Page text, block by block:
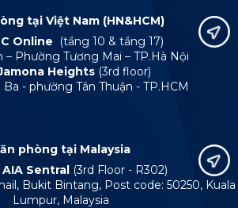
tại Việt Nam (HN&HCM)
Online
(tầng 10 & tầng 17)
– Phường Tương Mai – TP.Hà Nội
Heights (3rd floor)
Ba - phường Tân Thuận - TP.HCM
phòng tại Malaysia
AIA Sentral (3rd Floor - R302)
Bukit Bintang, Post code: 50250, Kuala
Lumpur, Malaysia